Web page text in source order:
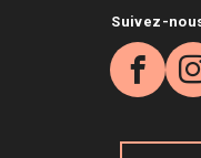
Suivez-